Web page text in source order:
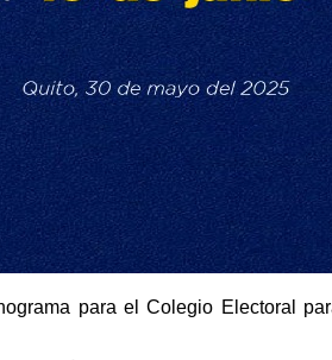
para el Colegio Electoral